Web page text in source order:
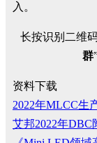
入。
长按识别二维
群
资料下载
2022年MLCC生
艾邦2022年